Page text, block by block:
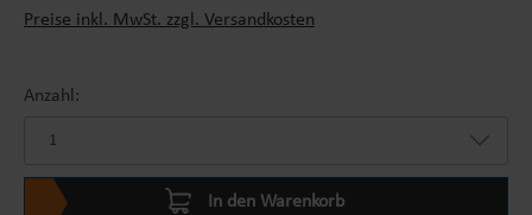
Preise inkl. MwSt. zzgl. Versandkosten
Anzahl:
In den Warenkorb